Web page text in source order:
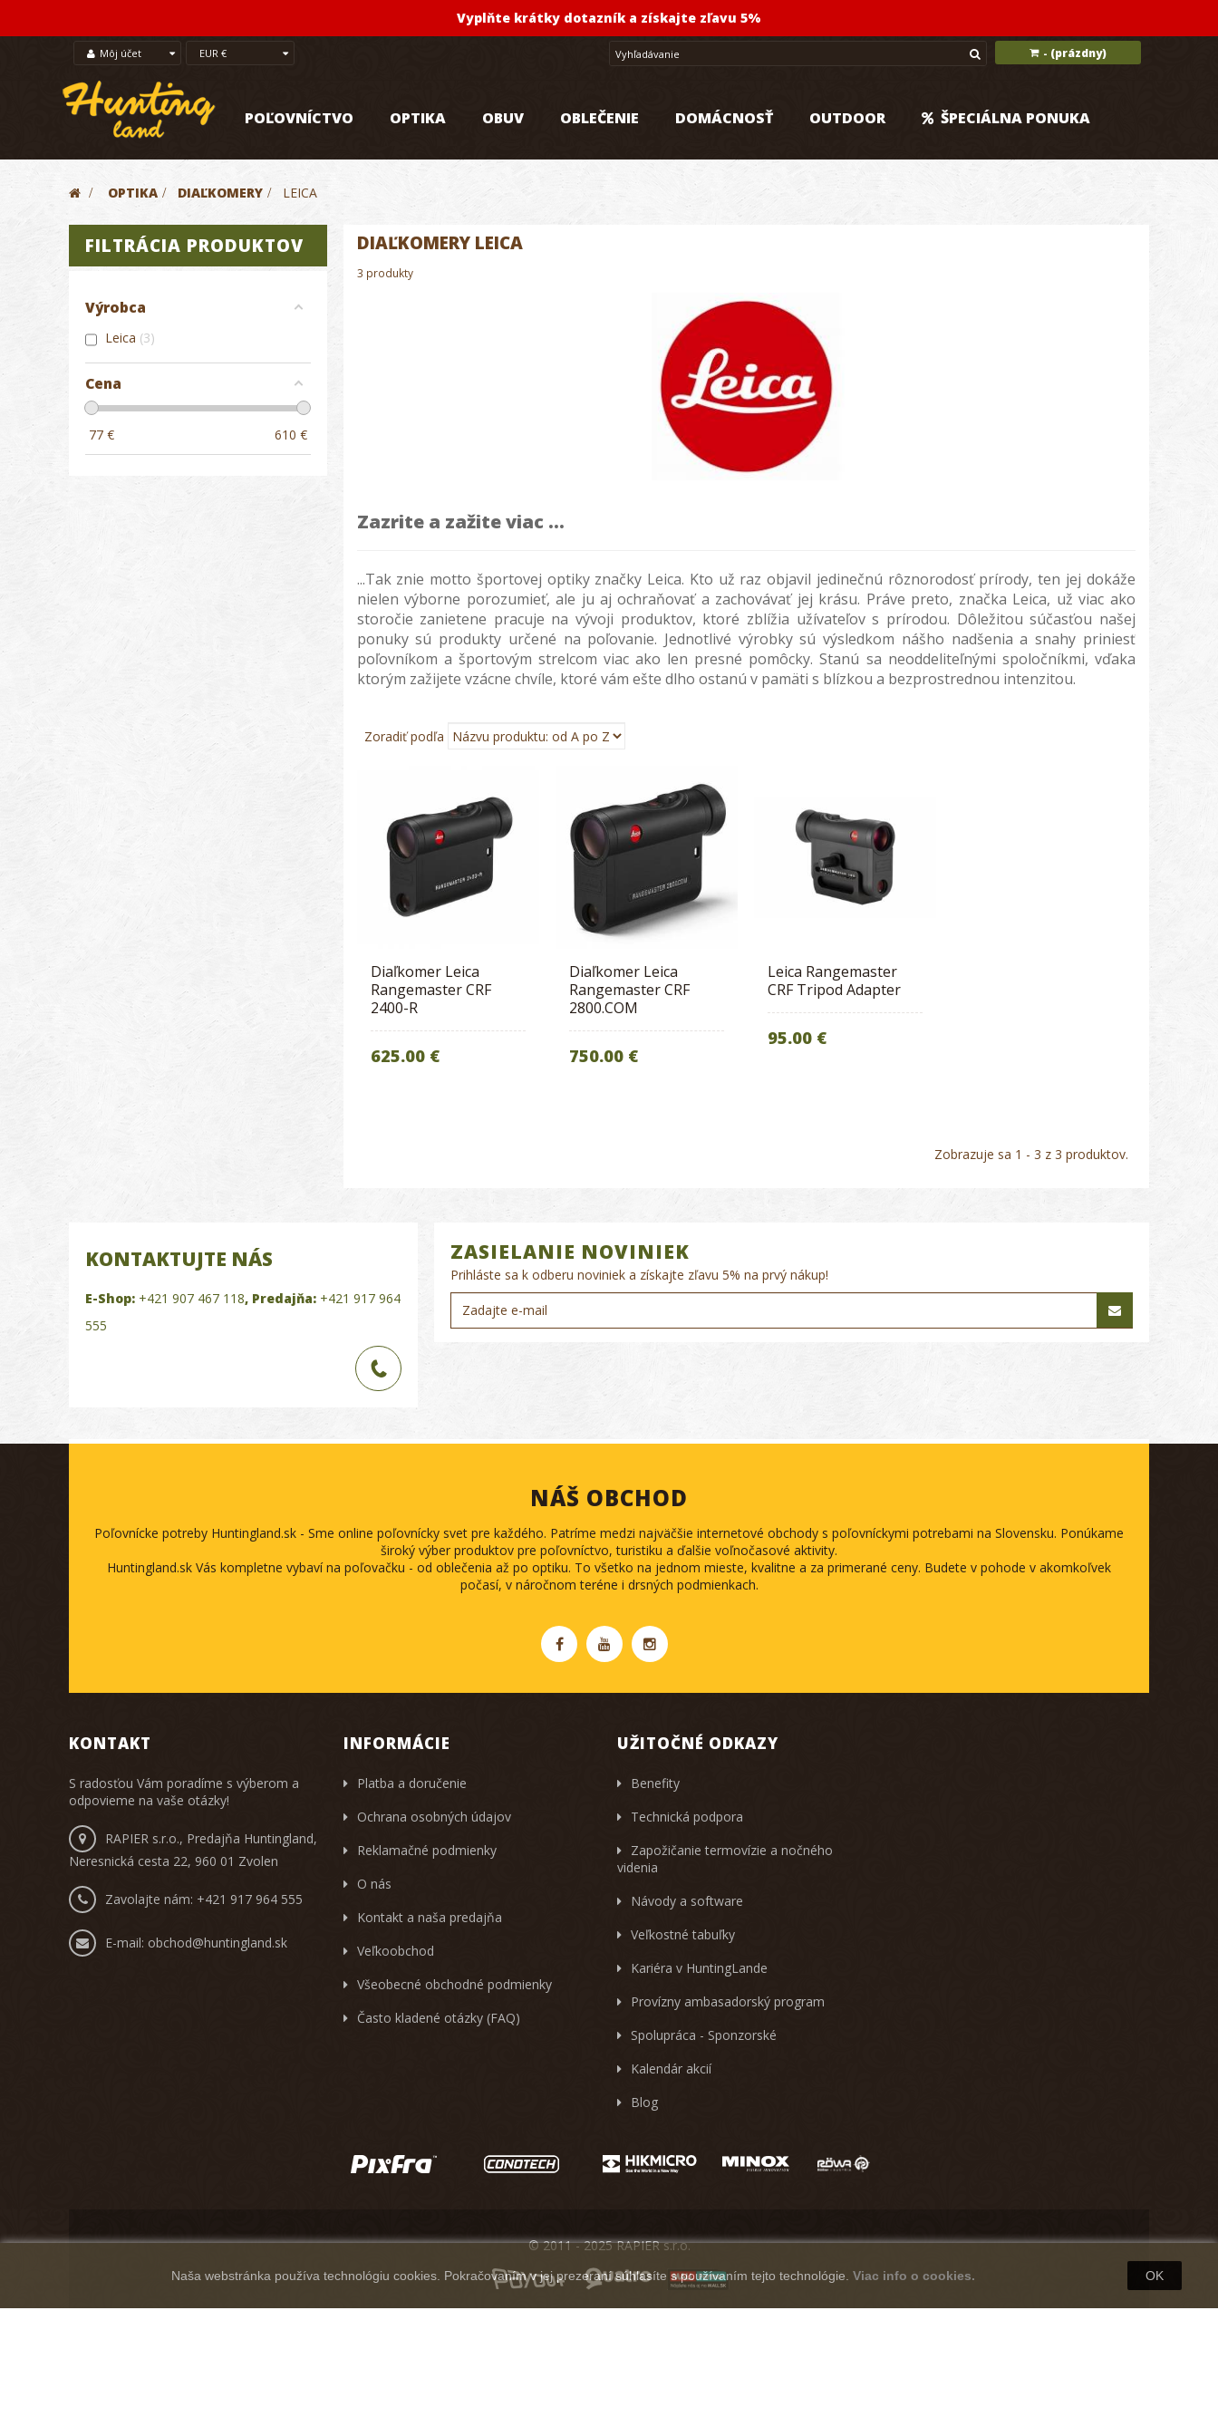
Vyplňte krátky dotazník a získajte zľavu 5%
- (prázdny)
Môj účet EUR €
POĽOVNÍCTVO OPTIKA OBUV OBLEČENIE DOMÁCNOSŤ OUTDOOR ŠPECIÁLNA PONUKA
> OPTIKA > DIAĽKOMERY > LEICA
FILTRÁCIA PRODUKTOV
Výrobca
Leica 3
Cena
77 € 610 €
DIAĽKOMERY LEICA
3 produkty
Zazrite a zažite viac ...
...Tak znie motto športovej optiky značky Leica. Kto už raz objavil jedinečnú rôznorodosť prírody, ten jej dokáže
nielen výborne porozumieť, ale ju aj ochraňovať a zachovávať jej krásu. Práve preto, značka Leica, už viac ako
storočie zanietene pracuje na vývoji produktov, ktoré zblížia užívateľov s prírodou. Dôležitou súčasťou našej
ponuky sú produkty určené na poľovanie. Jednotlivé výrobky sú výsledkom nášho nadšenia a snahy priniesť
poľovníkom a športovým strelcom viac ako len presné pomôcky. Stanú sa neoddeliteľnými spoločníkmi, vďaka
ktorým zažijete vzácne chvíle, ktoré vám ešte dlho ostanú v pamäti s blízkou a bezprostrednou intenzitou.
Zoradiť podľa
Diaľkomer Leica
Rangemaster CRF
2400-R
625.00 €
Diaľkomer Leica
Rangemaster CRF
2800.COM
750.00 €
Leica Rangemaster
CRF Tripod Adapter
95.00 €
Zobrazuje sa 1 - 3 z 3 produktov.
KONTAKTUJTE NÁS
E-Shop: +421 907 467 118, Predajňa: +421 917 964
555
ZASIELANIE NOVINIEK
Prihláste sa k odberu noviniek a získajte zľavu 5% na prvý nákup!
NÁŠ OBCHOD
Poľovnícke potreby Huntingland.sk - Sme online poľovnícky svet pre každého. Patríme medzi najväčšie internetové obchody s poľovníckymi potrebami na Slovensku. Ponúkame
široký výber produktov pre poľovníctvo, turistiku a ďalšie voľnočasové aktivity.
Huntingland.sk Vás kompletne vybaví na poľovačku - od oblečenia až po optiku. To všetko na jednom mieste, kvalitne a za primerané ceny. Budete v pohode v akomkoľvek
počasí, v náročnom teréne i drsných podmienkach.
KONTAKT
S radosťou Vám poradíme s výberom a
odpovieme na vaše otázky!
RAPIER s.r.o., Predajňa Huntingland,
Neresnická cesta 22, 960 01 Zvolen
Zavolajte nám: +421 917 964 555
E-mail: obchod@huntingland.sk
INFORMÁCIE
Platba a doručenie
Ochrana osobných údajov
Reklamačné podmienky
O nás
Kontakt a naša predajňa
Veľkoobchod
Všeobecné obchodné podmienky
Často kladené otázky (FAQ)
UŽITOČNÉ ODKAZY
Benefity
Technická podpora
Zapožičanie termovízie a nočného
videnia
Návody a software
Veľkostné tabuľky
Kariéra v HuntingLande
Provízny ambasadorský program
Spolupráca - Sponzorské
Kalendár akcií
Blog
Naša webstránka používa technológiu cookies. Pokračovaním v jej prezeraní súhlasíte s používaním tejto technológie. Viac info o cookies. OK
© 2011 - 2025 RAPIER s.r.o.